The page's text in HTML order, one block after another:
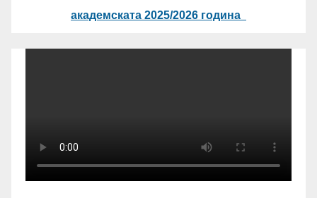
академската 2025/2026 година